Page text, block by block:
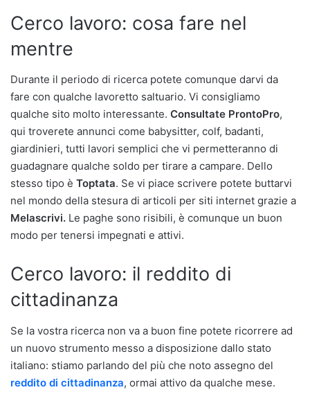
Cerco lavoro: cosa fare nel
mentre
Durante il periodo di ricerca potete comunque darvi da
fare con qualche lavoretto saltuario. Vi consigliamo
qualche sito molto interessante. Consultate ProntoPro,
qui troverete annunci come babysitter, colf, badanti,
giardinieri, tutti lavori semplici che vi permetteranno di
guadagnare qualche soldo per tirare a campare. Dello
stesso tipo è Toptata. Se vi piace scrivere potete buttarvi
nel mondo della stesura di articoli per siti internet grazie a
Melascrivi. Le paghe sono risibili, è comunque un buon
modo per tenersi impegnati e attivi.
Cerco lavoro: il reddito di
cittadinanza
Se la vostra ricerca non va a buon fine potete ricorrere ad
un nuovo strumento messo a disposizione dallo stato
italiano: stiamo parlando del più che noto assegno del
reddito di cittadinanza, ormai attivo da qualche mese.